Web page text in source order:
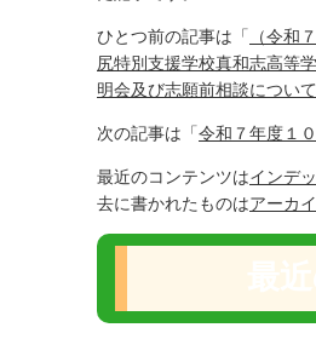
ひとつ前の記事は「
（令和
尻特別支援学校真和志高等
明会及び志願前相談について
次の記事は「令和７年度１
最近のコンテンツはインデ
去に書かれたものはアーカ